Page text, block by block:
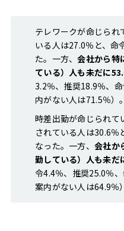
テレワークが命じられ
いる人は27.0％と、命
た。一方、会社から特
ている）人も未だに
3.2％、推奨18.9％、
内がない人は71.5％）。
時差出勤が命じられて
されている人は30.6％
なった。一方、 会社か
勤している）人も未だ
令4.4％、推奨25.0％
案内がない人は64.9％